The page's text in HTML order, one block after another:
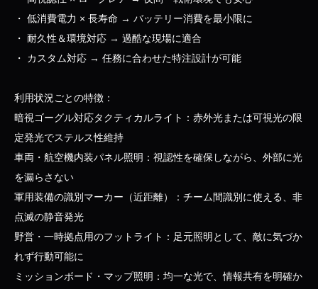
・ 低消費電力 × 長寿命 → バッテリー消費を最小限に
・ 耐久性＆環境対応 → 過酷な現場に適合
・ カスタム対応 → 任務に合わせた特注設計が可能
利用状況ごとの特徴：
暗視ゴーグル対応タクティカルライト：赤外光または可視光の限
定発光でステルス性維持
車両・航空機内装パネル照明：視認性を確保しながら、外部に光
を漏らさない
軍用装備の識別マーカー（近距離）：チーム間識別に使える、非
点滅の静音発光
野営・一時拠点用のフットライト：足元照明として、敵に気づか
れず行動可能に
ミッションボード・マップ照明：均一な光で、情報共有を明確か